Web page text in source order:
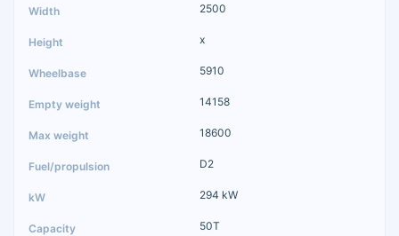
2500
x
5910
14158
18600
D2
294 kW
50T